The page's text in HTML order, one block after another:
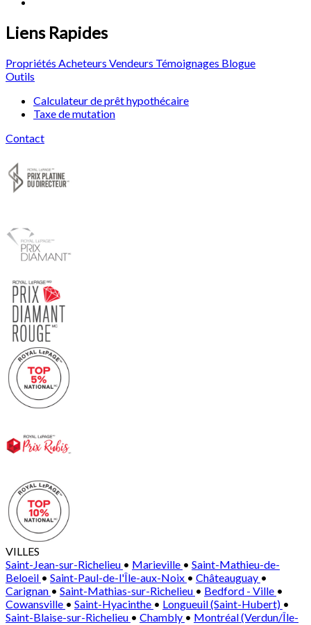
Liens Rapides
Propriétés Acheteurs Vendeurs Témoignages Blogue
Outils
Calculateur de prêt hypothécaire
Taxe de mutation
Contact
VILLES
Saint-Jean-sur-Richelieu • Marieville • Saint-Mathieu-de-
Beloeil • Saint-Paul-de-l'Île-aux-Noix • Châteauguay •
Carignan • Saint-Mathias-sur-Richelieu • Bedford - Ville •
Cowansville • Saint-Hyacinthe • Longueuil (Saint-Hubert) •
Saint-Blaise-sur-Richelieu • Chambly • Montréal (Verdun/Île-